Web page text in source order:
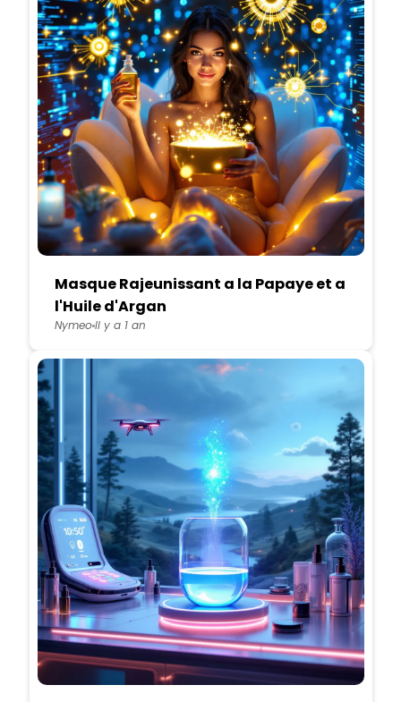
Masque Rajeunissant a la Papaye et a
l'Huile d'Argan
NymeoIl y a 1 an